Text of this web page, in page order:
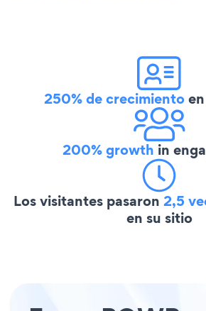
250% de crecimientoen
200% growth in
Los visitantes pasaron 2,5
en su sitio